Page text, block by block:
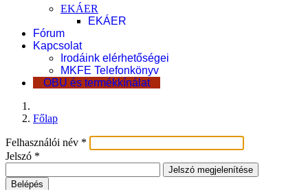
EKÁER
EKÁER
Fórum
Kapcsolat
Irodáink elérhetőségei
MKFE Telefonkönyv
OBU és termékkínálat
Főlap
Felhasználói név *
Jelszó *
Jelszó megjelenítése
Belépés